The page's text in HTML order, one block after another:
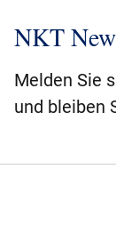
NKT
Melden Sie
und bleiben